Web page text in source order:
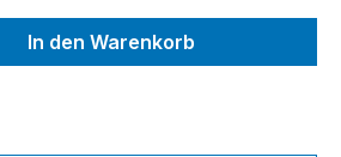
gewünschten Wert
In den Warenkorb